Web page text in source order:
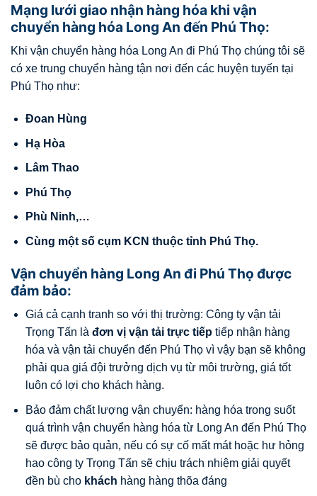
Mạng lưới giao nhận hàng hóa khi vận
chuyển hàng hóa Long An đến Phú Thọ:
Khi vận chuyển hàng hóa Long An đi Phú Thọ chúng tôi sẽ
có xe trung chuyển hàng tận nơi đến các huyện tuyến tại
Phú Thọ như:
Đoan Hùng
Hạ Hòa
Lâm Thao
Phú Thọ
Phù Ninh,…
Cùng một số cụm KCN thuộc tỉnh Phú Thọ.
Vận chuyển hàng Long An đi Phú Thọ được
đảm bảo:
Giá cả cạnh tranh so với thị trường: Công ty vận tải
Trọng Tấn là đơn vị vận tải trực tiếptiếp nhận hàng
hóa và vận tải chuyển đến Phú Thọ vì vậy bạn sẽ không
phải qua giá đội trưởng dịch vụ từ môi trường, giá tốt
luôn có lợi cho khách hàng.
Bảo đảm chất lượng vận chuyển: hàng hóa trong suốt
quá trình vận chuyển hàng hóa từ Long An đến Phú Thọ
sẽ được bảo quản, nếu có sự cố mất mát hoặc hư hỏng
hao công ty Trọng Tấn sẽ chịu trách nhiệm giải quyết
đền bù cho khách hàng hàng thõa đáng